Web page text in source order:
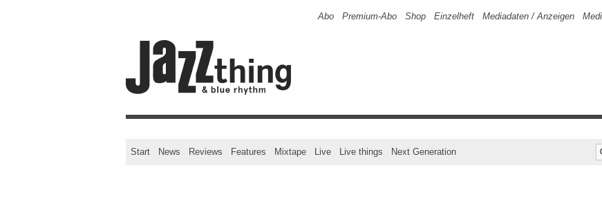
Abo Premium-Abo Shop Einzelheft Mediadaten / Anzeigen
Start News Reviews Features Mixtape Live Live things Next Generation